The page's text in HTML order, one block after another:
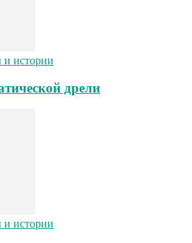
и истории
дрели
и истории